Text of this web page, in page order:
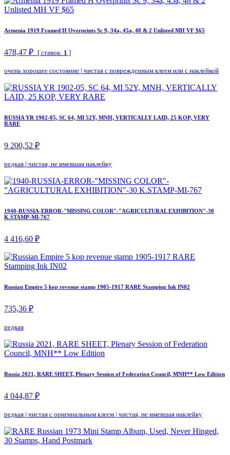
Armenia 1919 Framed H Overprints Sc 9, 34a, 45a, 48 & 2 Unlisted MH VF $65
478,47 ₽ [ ставок: 1 ]
очень хорошее состояние | чистая с поврежденным клеем или с наклейкой
RUSSIA YR 1902-05, SC 64, MI 52Y, MNH, VERTICALLY LAID, 25 KOP, VERY
RARE
9 200,52 ₽
редкая | чистая, не имевшая наклейку
1940-RUSSIA-ERROR-"MISSING COLOR"-"AGRICULTURAL EXHIBITION"-30
K.STAMP-MI-767
4 416,60 ₽
Russian Empire 5 kop revenue stamp 1905-1917 RARE Stamping Ink IN02
735,36 ₽
редкая
Russia 2021, RARE SHEET, Plenary Session of Federation Council, MNH** Low Edition
4 044,87 ₽
редкая | чистая с оригинальным клеем | чистая, не имевшая наклейку